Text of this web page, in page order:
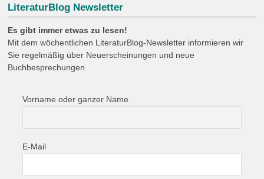
LiteraturBlog Newsletter
Es gibt immer etwas zu lesen!
Mit dem wöchentlichen LiteraturBlog-Newsletter informieren wir
Sie regelmäßig über Neuerscheinungen und neue
Buchbesprechungen
Vorname oder ganzer Name
E-Mail